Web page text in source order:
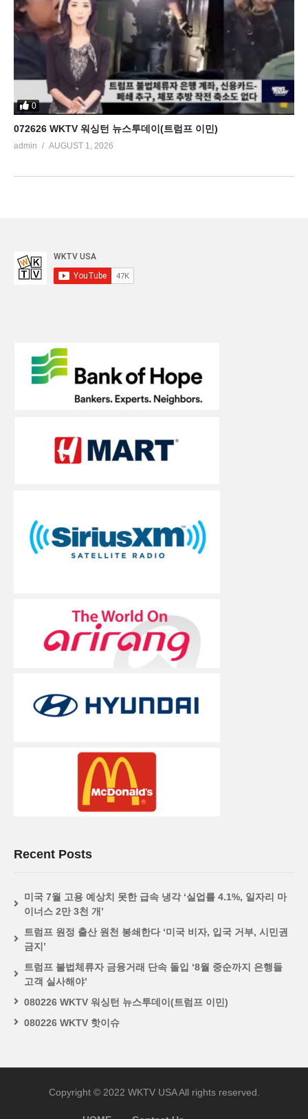
0
072626 WKTV 워싱턴 뉴스투데이(트럼프 이민)
admin AUGUST 1, 2026
Recent Posts
미국 7월 고용 예상치 못한 급속 냉각 ‘실업률 4.1%, 일자리 마
이너스 2만 3천 개’
트럼프 원정 출산 원천 봉쇄한다 ‘미국 비자, 입국 거부, 시민권
금지’
트럼프 불법체류자 금융거래 단속 돌입 ‘8월 중순까지 은행들
고객 실사해야’
080226 WKTV 워싱턴 뉴스투데이(트럼프 이민)
080226 WKTV 핫이슈
Copyright © 2022 WKTV USA All rights reserved.